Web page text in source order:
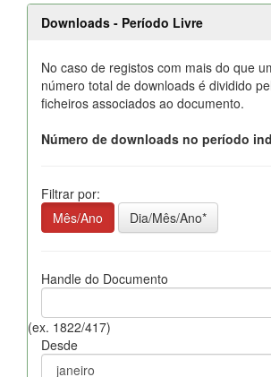
Downloads - Período Livre
No caso de registos com mais do que
número total de downloads é dividido
ficheiros associados ao documento.
Número de downloads no período
Filtrar por:
Mês/Ano
Dia/Mês/Ano*
Handle do Documento
(ex. 1822/417)
Desde